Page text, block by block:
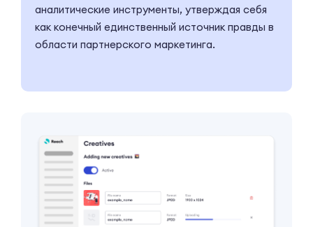
аналитические инструменты, утверждая себя
как конечный единственный источник правды в
области партнерского маркетинга.